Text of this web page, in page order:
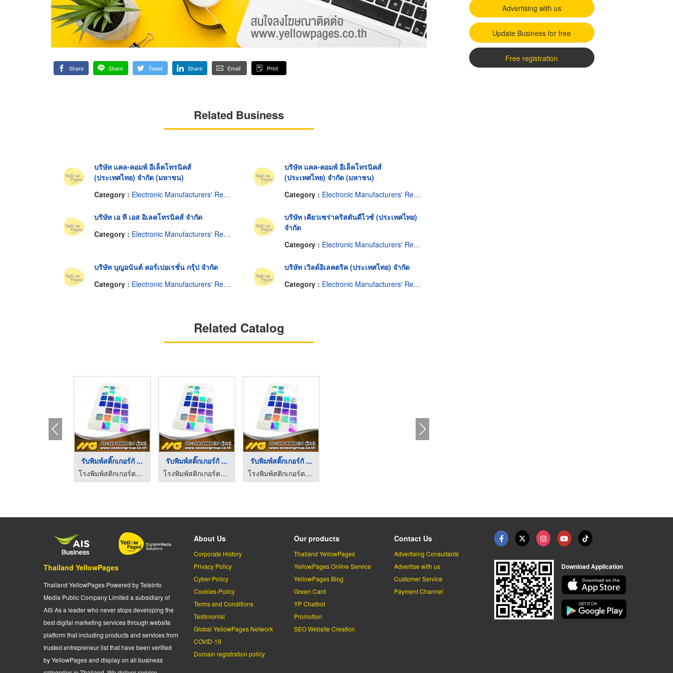
Share Share Tweet Share Email Print
Related Business
บริษัท แคล-คอมพ์ อีเล็คโทรนิคส์
(ประเทศไทย) จำกัด (มหาชน)
Category : Electronic Manufacturers' Representatives
บริษัท แคล-คอมพ์ อีเล็คโทรนิคส์
(ประเทศไทย) จำกัด (มหาชน)
Category : Electronic Manufacturers' Representatives
บริษัท เอ ที เอส อิเลคโทรนิคส์ จำกัด
Category : Electronic Manufacturers' Representatives
บริษัท เคียวเซร่าคริสตันดีไวซ์ (ประเทศไทย)
จำกัด
Category : Electronic Manufacturers' Representatives
บริษัท บุญอนันต์ คอร์เปอเรชั่น กรุ้ป จำกัด
Category : Electronic Manufacturers' Representatives
บริษัท เวิลด์อิเลคตริค (ประเทศไทย) จำกัด
Category : Electronic Manufacturers' Representatives
Related Catalog
รับพิมพ์สติ๊กเกอร์กั ...
โรงพิมพ์สติกเกอร์ตามสั่ง - ซีซันกรุ๊ป
รับพิมพ์สติ๊กเกอร์กั ...
โรงพิมพ์สติกเกอร์ตามสั่ง - ซีซันกรุ๊ป
รับพิมพ์สติ๊กเกอร์กั ...
โรงพิมพ์สติกเกอร์ตามสั่ง - ซีซันกรุ๊ป
Advertising with us
Update Business for free
Free registration
Thailand YellowPages
Thailand YellowPages Powered by Teleinfo
Media Public Company Limited a subsidiary of
AIS As a leader who never stops developing the
best digital marketing services through website
platform that including products and services from
trusted entrepreneur list that have been verified
by YellowPages and display on all business
About Us
Corporate History
Privacy Policy
Cyber-Policy
Cookies-Policy
Terms and Conditions
Testimonial
Global YellowPages Network
COVID-19
Domain registration policy
Our products
Thailand YellowPages
YellowPages Online Service
YellowPages Blog
Green Card
YP Chatbot
Promotion
SEO Website Creation
Contact Us
Advertising Consultants
Advertise with us
Customer Service
Payment Channel
Download Application